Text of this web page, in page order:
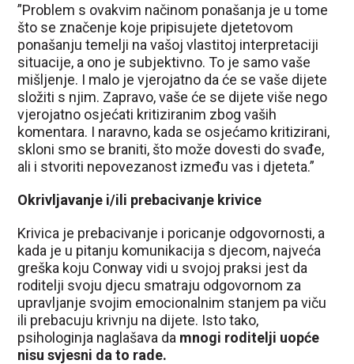
”Problem s ovakvim načinom ponašanja je u tome
što se značenje koje pripisujete djetetovom
ponašanju temelji na vašoj vlastitoj interpretaciji
situacije, a ono je subjektivno. To je samo vaše
mišljenje. I malo je vjerojatno da će se vaše dijete
složiti s njim. Zapravo, vaše će se dijete više nego
vjerojatno osjećati kritiziranim zbog vaših
komentara. I naravno, kada se osjećamo kritizirani,
skloni smo se braniti, što može dovesti do svađe,
ali i stvoriti nepovezanost između vas i djeteta.”
Okrivljavanje i/ili prebacivanje krivice
Krivica je prebacivanje i poricanje odgovornosti, a
kada je u pitanju komunikacija s djecom, najveća
greška koju Conway vidi u svojoj praksi jest da
roditelji svoju djecu smatraju odgovornom za
upravljanje svojim emocionalnim stanjem pa viču
ili prebacuju krivnju na dijete. Isto tako,
psihologinja naglašava da mnogi roditelji uopće
nisu svjesni da to rade.